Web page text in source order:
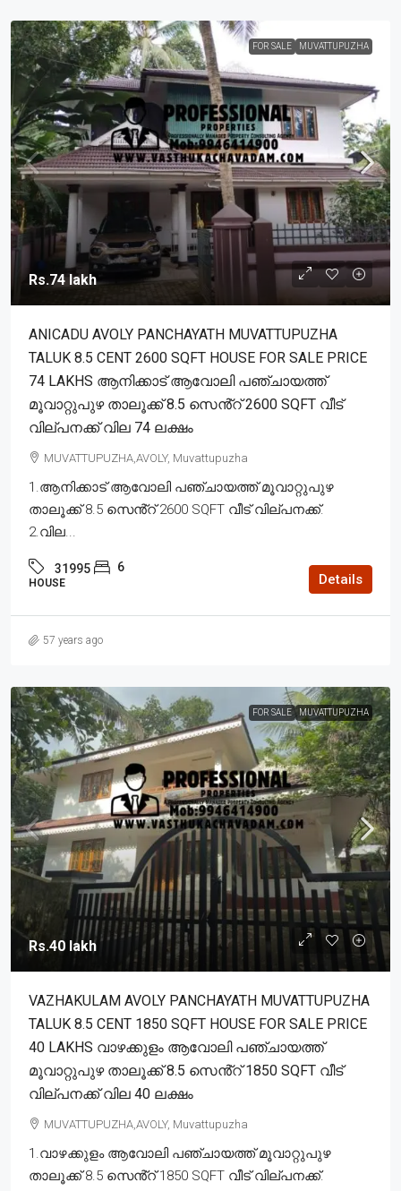
FOR SALE MUVATTUPUZHA
Rs.74 lakh
ANICADU AVOLY PANCHAYATH MUVATTUPUZHA
TALUK 8.5 CENT 2600 SQFT HOUSE FOR SALE PRICE
74 LAKHS ആനിക്കാട് ആവോലി പഞ്ചായത്ത്
മൂവാറ്റുപുഴ താലൂക്ക് 8.5 സെൻ്റ് 2600 SQFT വീട്
വില്പനക്ക് വില 74 ലക്ഷം
MUVATTUPUZHA,AVOLY, Muvattupuzha
1.ആനിക്കാട് ആവോലി പഞ്ചായത്ത് മൂവാറ്റുപുഴ
താലൂക്ക് 8.5 സെൻ്റ് 2600 SQFT വീട് വില്പനക്ക്.
2.വില...
31995 6
HOUSE Details
57 years ago
FOR SALE MUVATTUPUZHA
Rs.40 lakh
VAZHAKULAM AVOLY PANCHAYATH MUVATTUPUZHA
TALUK 8.5 CENT 1850 SQFT HOUSE FOR SALE PRICE
40 LAKHS വാഴക്കുളം ആവോലി പഞ്ചായത്ത്
മൂവാറ്റുപുഴ താലൂക്ക് 8.5 സെൻ്റ് 1850 SQFT വീട്
വില്പനക്ക് വില 40 ലക്ഷം
MUVATTUPUZHA,AVOLY, Muvattupuzha
1.വാഴക്കുളം ആവോലി പഞ്ചായത്ത് മൂവാറ്റുപുഴ
താലൂക്ക് 8.5 സെൻ്റ് 1850 SQFT വീട് വില്പനക്ക്.